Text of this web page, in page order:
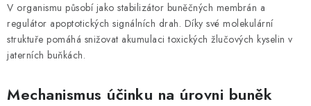
V organismu působí jako stabilizátor buněčných membrán a
regulátor apoptotických signálních drah. Díky své molekulární
struktuře pomáhá snižovat akumulaci toxických žlučových kyselin v
jaterních buňkách.
Mechanismus účinku na úrovni buněk